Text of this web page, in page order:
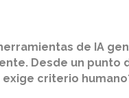
de IA
Desde un
criterio